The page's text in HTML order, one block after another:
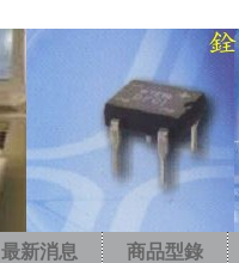
最新消息
商品型錄